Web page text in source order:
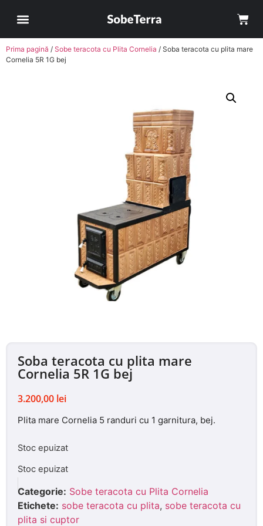
Prima pagină / Sobe teracota cu Plita Cornelia / Soba teracota cu plita mare
Cornelia 5R 1G bej
Soba teracota cu plita mare
Cornelia 5R 1G bej
3.200,00 lei
Plita mare Cornelia 5 randuri cu 1 garnitura, bej.
Stoc epuizat
Stoc epuizat
Categorie: Sobe teracota cu Plita Cornelia
Etichete: sobe teracota cu plita, sobe teracota cu
plita si cuptor